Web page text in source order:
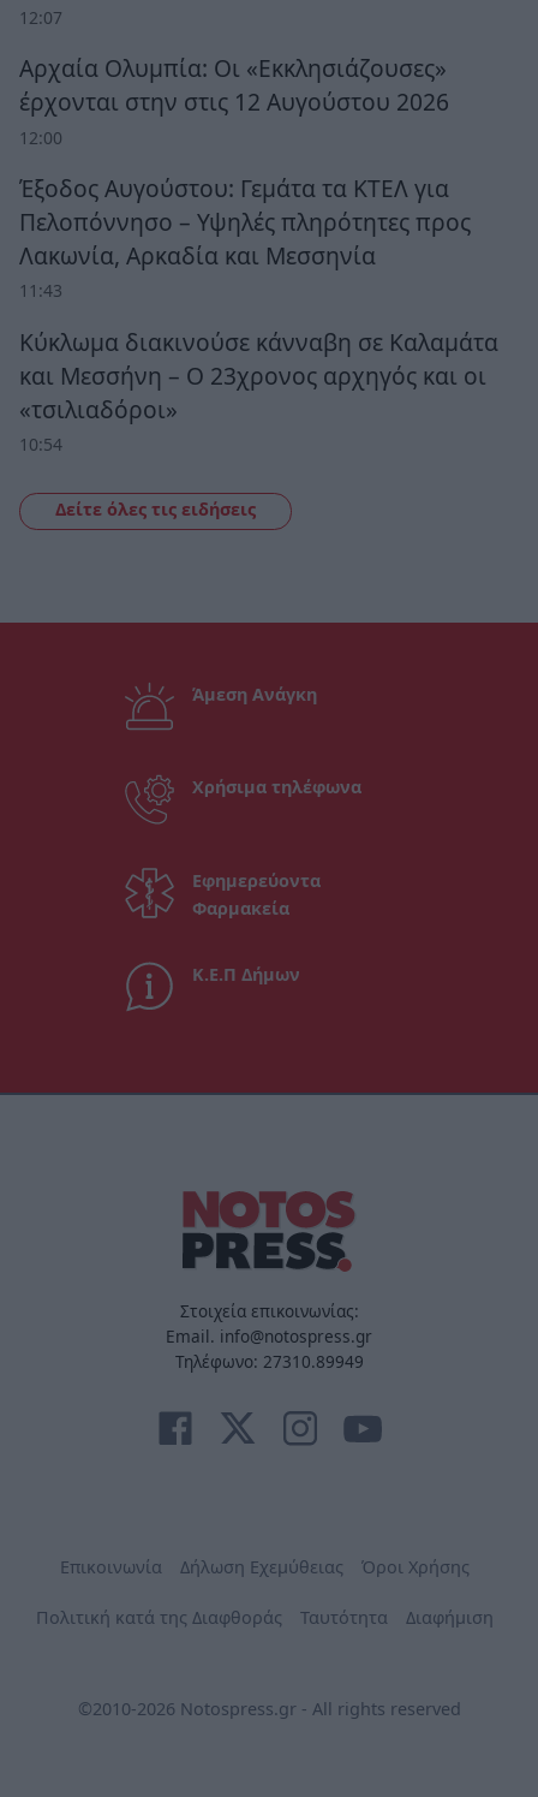
12:07
Αρχαία Ολυμπία: Οι «Εκκλησιάζουσες»
έρχονται στην στις 12 Αυγούστου 2026
12:00
Έξοδος Αυγούστου: Γεμάτα τα ΚΤΕΛ για
Πελοπόννησο – Υψηλές πληρότητες προς
Λακωνία, Αρκαδία και Μεσσηνία
11:43
Κύκλωμα διακινούσε κάνναβη σε Καλαμάτα
και Μεσσήνη – Ο 23χρονος αρχηγός και οι
«τσιλιαδόροι»
10:54
Δείτε όλες τις ειδήσεις
Άμεση Ανάγκη
Χρήσιμα τηλέφωνα
Εφημερεύοντα
Φαρμακεία
Κ.Ε.Π Δήμων
Στοιχεία επικοινωνίας:
Email. info@notospress.gr
Τηλέφωνο: 27310.89949
Επικοινωνία Δήλωση Εχεμύθειας Όροι Χρήσης
Πολιτική κατά της Διαφθοράς Ταυτότητα Διαφήμιση
©2010-2026 Notospress.gr - All rights reserved